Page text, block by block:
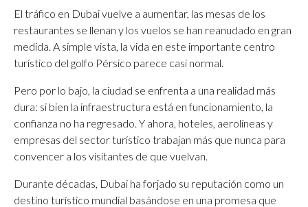
El tráfico en Dubai vuelve a aumentar, las mesas de los
restaurantes se llenan y los vuelos se han reanudado en gran
medida. A simple vista, la vida en este importante centro
turístico del golfo Pérsico parece casi normal.
Pero por lo bajo, la ciudad se enfrenta a una realidad más
dura: si bien la infraestructura está en funcionamiento, la
confianza no ha regresado. Y ahora, hoteles, aerolíneas y
empresas del sector turístico trabajan más que nunca para
convencer a los visitantes de que vuelvan.
Durante décadas, Dubai ha forjado su reputación como un
destino turístico mundial basándose en una promesa que